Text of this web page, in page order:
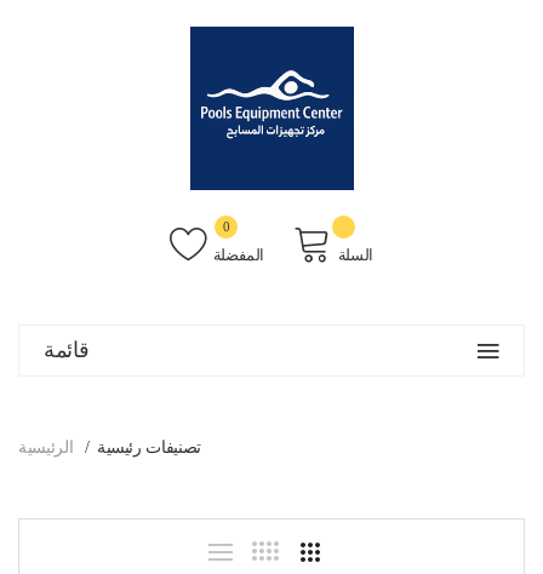
المفضلة
0
السلة
قائمة
الرئيسية تصنيفات رئيسية